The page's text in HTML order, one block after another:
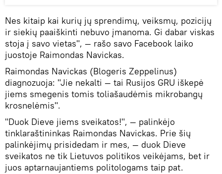
Nes kitaip kai kurių jų sprendimų, veiksmų, pozicijų
ir siekių paaiškinti nebuvo įmanoma. Gi dabar viskas
stoja į savo vietas", — rašo savo Facebook laiko
juostoje Raimondas Navickas.
Raimondas Navickas (Blogeris Zeppelinus)
diagnozuoja: "Jie nekalti — tai Rusijos GRU iškepė
jiems smegenis tomis toliašaudėmis mikrobangų
krosnelėmis".
"Duok Dieve jiems sveikatos!", — palinkėjo
tinklaraštininkas Raimondas Navickas. Prie šių
palinkėjimų prisidedam ir mes, — duok Dieve
sveikatos ne tik Lietuvos politikos veikėjams, bet ir
juos aptarnaujantiems politologams taip pat.